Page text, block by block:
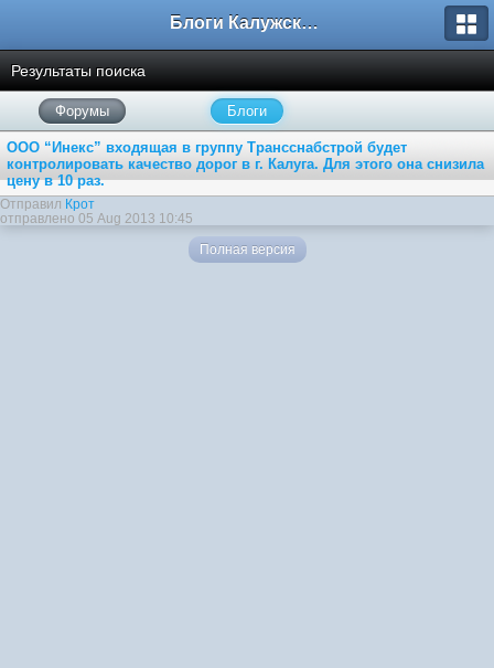
Блоги Калужского перекрестка
Результаты поиска
Форумы Блоги
ООО “Инекс” входящая в группу Трансснабстрой будет
контролировать качество дорог в г. Калуга. Для этого она снизила
цену в 10 раз.
Отправил Крот
отправлено 05 Aug 2013 10:45
Полная версия